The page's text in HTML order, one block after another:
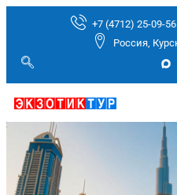
+7 (4712) 25-09-56
Россия,